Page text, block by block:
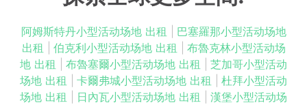
阿姆斯特丹小型活动场地 出租
巴塞羅那小型活动场地
出租
伯克利小型活动场地 出租
布魯克林小型活动场
地 出租
布魯塞爾小型活动场地 出租
芝加哥小型活动
场地 出租
卡爾弗城小型活动场地 出租
杜拜小型活动
场地 出租
日內瓦小型活动场地 出租
漢堡小型活动场